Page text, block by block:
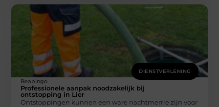
DIENSTVERLENING
Beabingo
Professionele aanpak noodzakelijk bij
ontstopping in Lier
Ontstoppingen kunnen een ware nachtmerrie zijn voor